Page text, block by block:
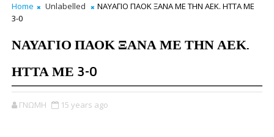
Home Unlabelled
ΝΑΥΑΓΙΟ ΠΑΟΚ ΞΑΝΑ ΜΕ ΤΗΝ ΑΕΚ. ΗΤΤΑ ΜΕ
3-0
ΝΑΥΑΓΙΟ ΠΑΟΚ ΞΑΝΑ ΜΕ ΤΗΝ ΑΕΚ.
ΗΤΤΑ ΜΕ 3-0
ΓΝΩΜΗ 15 years ago